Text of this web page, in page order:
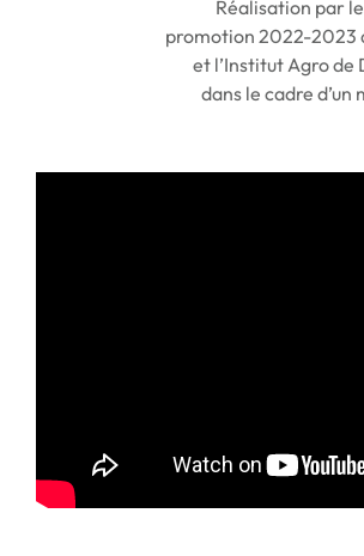
Réalisation par
promotion 2022-2023
et l’Institut Agro de
dans le cadre d’un